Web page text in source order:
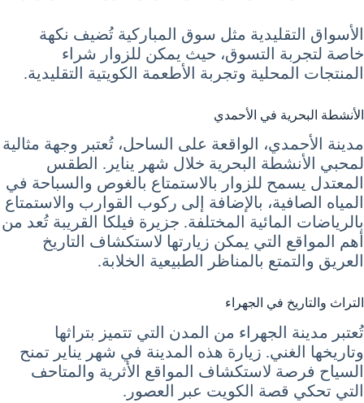
الأسواق التقليدية مثل سوق المباركية تُضيف نكهة
خاصة لتجربة التسوق، حيث يمكن للزوار شراء
المنتجات المحلية وتجربة الأطعمة الكويتية التقليدية.
الأنشطة البحرية في الأحمدي
مدينة الأحمدي، الواقعة على الساحل، تُعتبر وجهة مثالية
لمحبي الأنشطة البحرية خلال شهر يناير. الطقس
المعتدل يسمح للزوار بالاستمتاع بالغوص والسباحة في
المياه الصافية، بالإضافة إلى ركوب القوارب والاستمتاع
بالرياضات المائية المختلفة. جزيرة فيلكا القريبة تُعد من
أهم المواقع التي يمكن زيارتها لاستكشاف التاريخ
العريق والتمتع بالمناظر الطبيعية الخلابة.
التراث والتاريخ في الجهراء
تُعتبر مدينة الجهراء من المدن التي تتميز بتراثها
وتاريخها الغني. زيارة هذه المدينة في شهر يناير تمنح
السياح فرصة لاستكشاف المواقع الأثرية والمتاحف
التي تحكي قصة الكويت عبر العصور.